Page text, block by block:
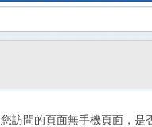
您訪問的頁面無手機頁面，是